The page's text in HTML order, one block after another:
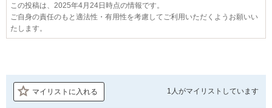
この投稿は、2025年4月24日時点の情報です。
ご自身の責任のもと適法性・有用性を考慮してご利用いただくようお願いい
たします。
マイリストに入れる 1人がマイリストしています